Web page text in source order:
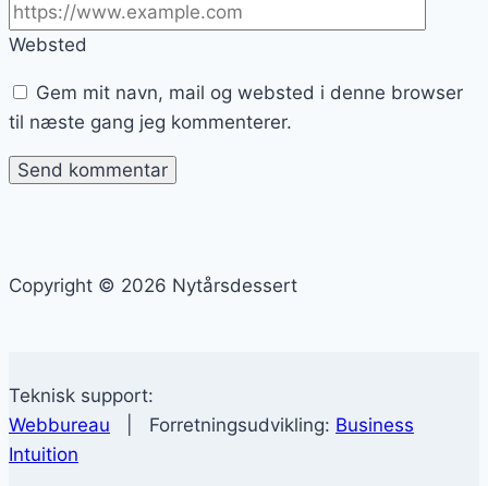
Websted
Gem mit navn, mail og websted i denne browser
til næste gang jeg kommenterer.
Copyright © 2026 Nytårsdessert
Teknisk support:
Webbureau | Forretningsudvikling: Business
Intuition